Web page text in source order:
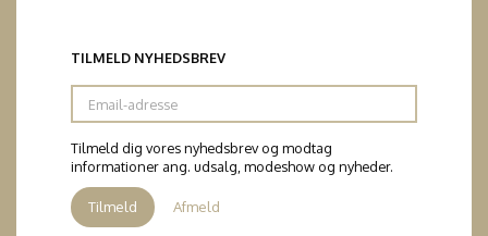
TILMELD NYHEDSBREV
Email-
adresse
Tilmeld dig vores nyhedsbrev og modtag
informationer ang. udsalg, modeshow og nyheder.
Tilmeld Afmeld